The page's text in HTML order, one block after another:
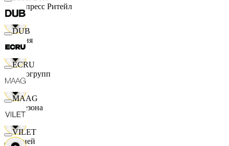
Экспресс Ритейл
Юлия
Яркогрупп
4 Сезона
7 дней
DUB
ECRU
MAAG
VILET